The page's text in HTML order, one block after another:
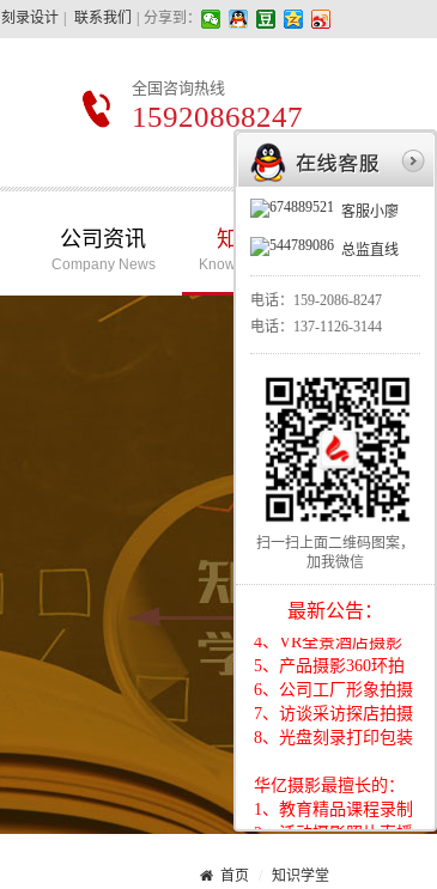
刻录设计 联系我们 分享到：
全国咨询热线
15920868247
公司资讯
Company News
知识学堂
Knowledge School
首页 知识学堂
客服小廖
总监直线
电话： 159-2086-8247
电话： 137-1126-3144
扫一扫上面二维码图案，
加我微信
最新公告：
华亿摄影最擅长的：
1、教育精品课程录制
2、活动摄影照片直播
3、展会移动视频直播
5、产品摄影360环拍
6、公司工厂形象拍摄
7、访谈采访探店拍摄
8、光盘刻录打印包装
华亿摄影最擅长的：
1、教育精品课程录制
2、活动摄影照片直播
4、VR全景酒店摄影